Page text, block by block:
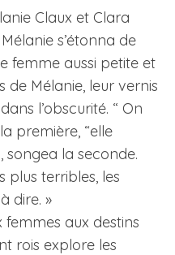
Claux et Clara
s’étonna de
femme aussi petite et
de Mélanie, leur vernis
l’obscurité. “ On
première, “elle
songea la seconde.
plus terribles, les
dire. »
femmes aux destins
rois explore les